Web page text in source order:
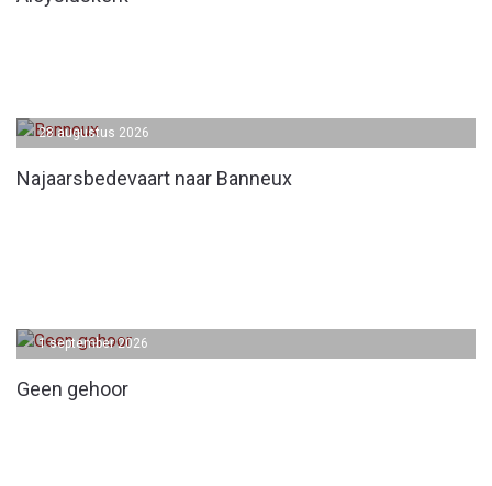
Najaarsbedevaart naar Banneux
28 augustus 2026
Geen gehoor
1 september 2026